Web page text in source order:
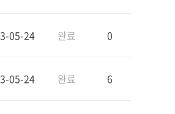
05-24 완료 0
05-24 완료 6